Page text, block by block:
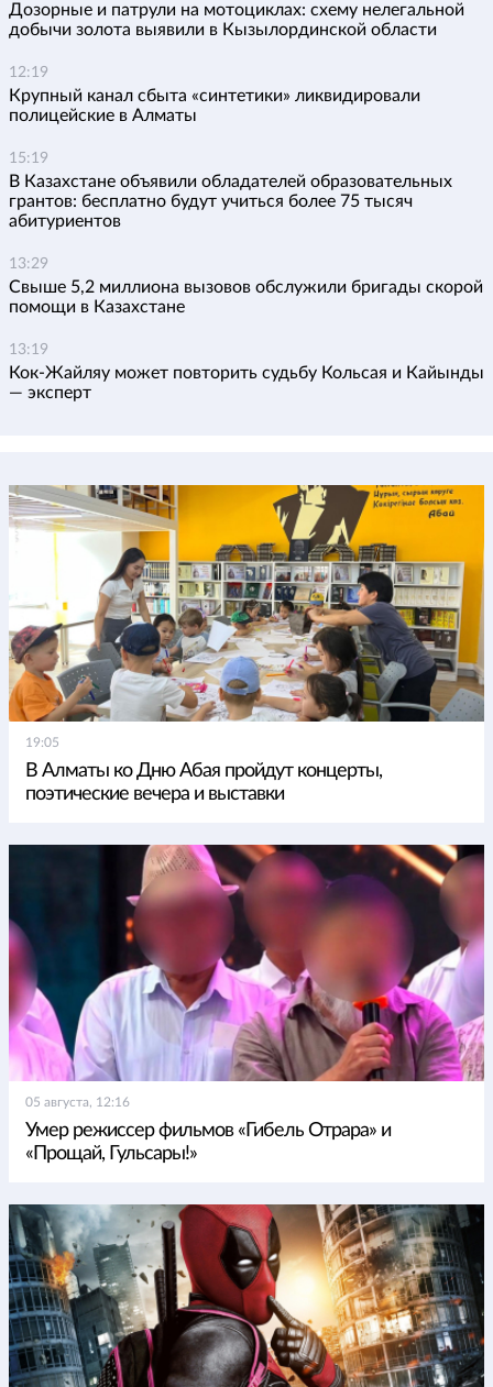
Дозорные и патрули на мотоциклах: схему нелегальной
добычи золота выявили в Кызылординской области
12:19
Крупный канал сбыта «синтетики» ликвидировали
полицейские в Алматы
15:19
В Казахстане объявили обладателей образовательных
грантов: бесплатно будут учиться более 75 тысяч
абитуриентов
13:29
Свыше 5,2 миллиона вызовов обслужили бригады скорой
помощи в Казахстане
13:19
Кок-Жайляу может повторить судьбу Кольсая и Кайынды
— эксперт
19:05
В Алматы ко Дню Абая пройдут концерты,
поэтические вечера и выставки
05 августа, 12:16
Умер режиссер фильмов «Гибель Отрара» и
«Прощай, Гульсары!»